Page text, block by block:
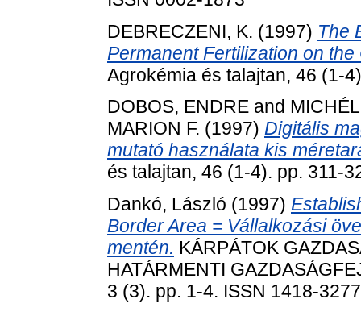
DEBRECZENI, K. (1997) The
Permanent Fertilization on
Agrokémia és talajtan, 46 (1-
DOBOS, ENDRE and
MARION F. (1997) Digitális
mutató használata kis
és talajtan, 46 (1-4). pp. 311-
Dankó, László (1997)
Border Area = Vállalkozási
mentén. KÁRPÁTOK
HATÁRMENTI
3 (3). pp. 1-4. ISSN 1418-3277